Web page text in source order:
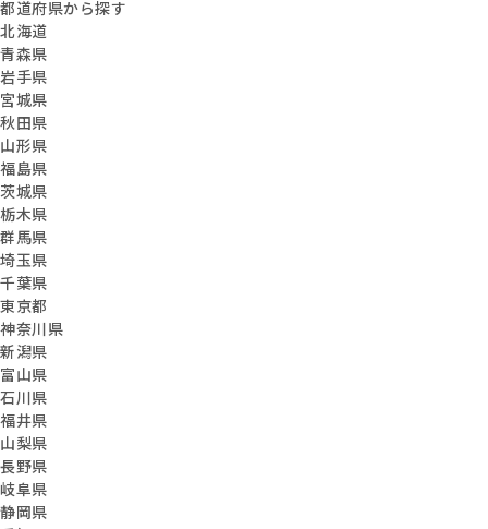
都道府県から探す
北海道
青森県
岩手県
宮城県
秋田県
山形県
福島県
茨城県
栃木県
群馬県
埼玉県
千葉県
東京都
神奈川県
新潟県
富山県
石川県
福井県
山梨県
長野県
岐阜県
静岡県